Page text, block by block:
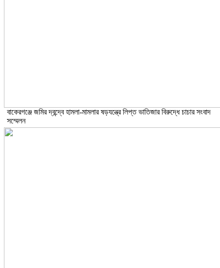
বাকেরগঞ্জে জমির দ্বন্দ্বে হামলা-মামলার ষড়যন্ত্রে লিপ্ত ভাতিজার বিরুদ্ধে চাচার সংবাদ
সম্মেলন